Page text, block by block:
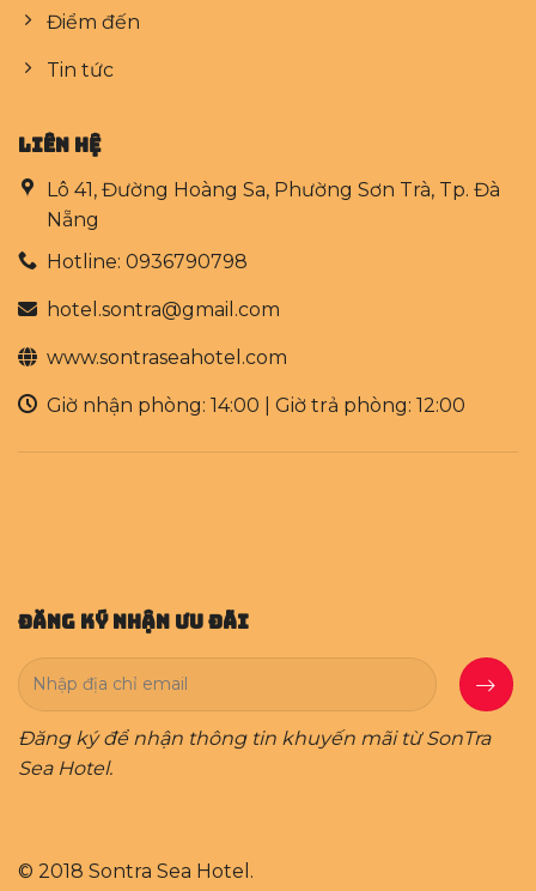
Điểm đến
Tin tức
LIÊN HỆ
Lô 41, Đường Hoàng Sa, Phường Sơn Trà, Tp. Đà
Nẵng
Hotline: 0936790798
hotel.sontra@gmail.com
www.sontraseahotel.com
Giờ nhận phòng: 14:00 | Giờ trả phòng: 12:00
Đăng Ký Nhận Ưu Đãi
Đăng ký để nhận thông tin khuyến mãi từ SonTra
Sea Hotel.
© 2018 Sontra Sea Hotel.